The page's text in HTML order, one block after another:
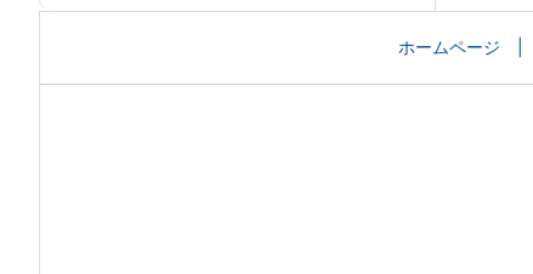
ホームページ